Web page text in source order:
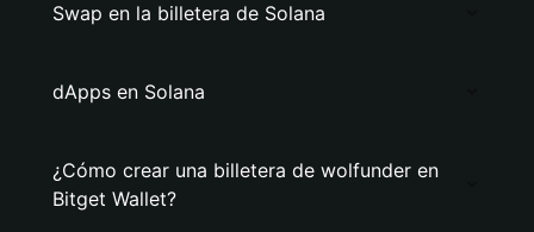
Swap en la billetera de Solana
dApps en Solana
¿Cómo crear una billetera de wolfunder en
Bitget Wallet?